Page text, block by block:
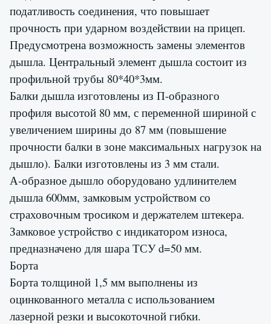
податливость соединения, что повышает
прочность при ударном воздействии на прицеп.
Предусмотрена возможность замены элементов
дышла. Центральный элемент дышла состоит из
профильной трубы 80*40*3мм.
Балки дышла изготовлены из П-образного
профиля высотой 80 мм, с переменной шириной с
увеличением ширины до 87 мм (повышение
прочности балки в зоне максимальных нагрузок на
дышло). Балки изготовлены из 3 мм стали.
А-образное дышло оборудовано удлинителем
дышла 600мм, замковым устройством со
страховочным тросиком и держателем штекера.
Замковое устройство с индикатором износа,
предназначено для шара ТСУ d=50 мм.
Борта
Борта толщиной 1,5 мм выполнены из
оцинкованного металла с использованием
лазерной резки и высокоточной гибки.